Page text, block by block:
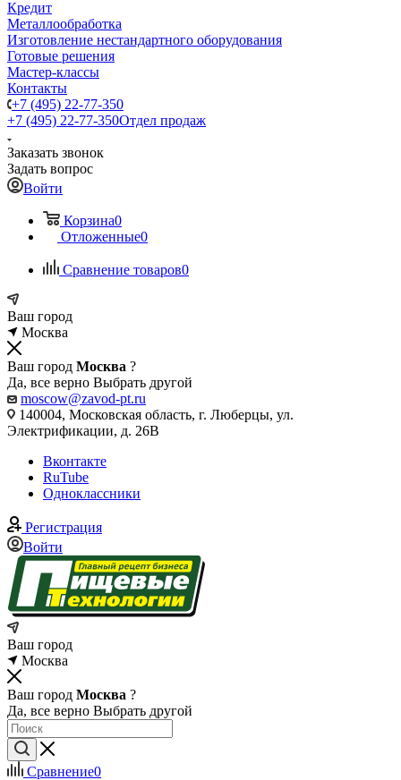
Кредит
Металлообработка
Изготовление нестандартного оборудования
Готовые решения
Мастер-классы
Контакты
+7 (495) 22-77-350
+7 (495) 22-77-350Отдел продаж
Заказать звонок
Задать вопрос
Войти
Корзина0
Отложенные0
Сравнение товаров0
Ваш город
Москва
Ваш город Москва ?
Да, все верно Выбрать другой
moscow@zavod-pt.ru
140004, Московская область, г. Люберцы, ул.
Электрификации, д. 26В
Вконтакте
RuTube
Одноклассники
Регистрация
Войти
Ваш город
Москва
Ваш город Москва ?
Да, все верно Выбрать другой
Сравнение0